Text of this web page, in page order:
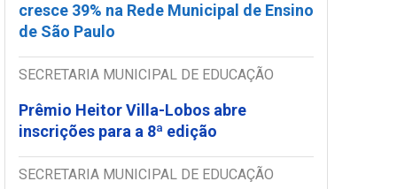
cresce 39% na Rede Municipal de Ensino
de São Paulo
SECRETARIA MUNICIPAL DE EDUCAÇÃO
Prêmio Heitor Villa-Lobos abre
inscrições para a 8ª edição
SECRETARIA MUNICIPAL DE EDUCAÇÃO